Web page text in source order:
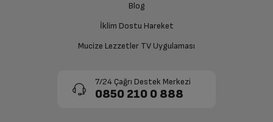
Blog
İklim Dostu Hareket
Mucize Lezzetler TV Uygulaması
7/24 Çağrı Destek Merkezi
0850 210 0 888